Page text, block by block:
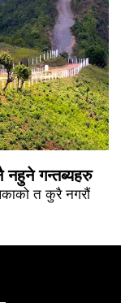
नहुने गन्तब्यहरु
त कुरै नगरौं